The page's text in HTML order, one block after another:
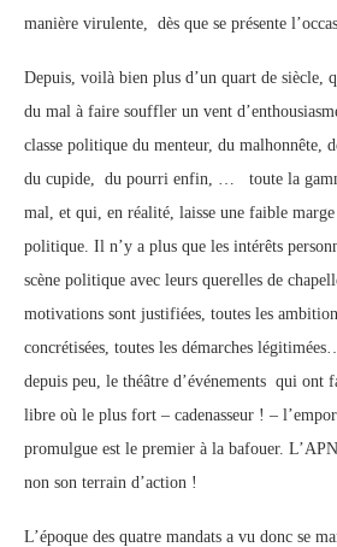
manière virulente, dès que se présente
Depuis, voilà bien plus d’un quart de siècle,
du mal à faire souffler un vent
classe politique du menteur, du malhonnête,
du cupide, du pourri enfin, … toute la
mal, et qui, en réalité, laisse une faible
politique. Il n’y a plus que les intérêts
scène politique avec leurs querelles de
motivations sont justifiées, toutes les
concrétisées, toutes les démarches
depuis peu, le théâtre d’événements qui ont
libre où le plus fort – cadenasseur ! –
promulgue est le premier à la bafouer.
non son terrain d’action !
L’époque des quatre mandats a vu donc se